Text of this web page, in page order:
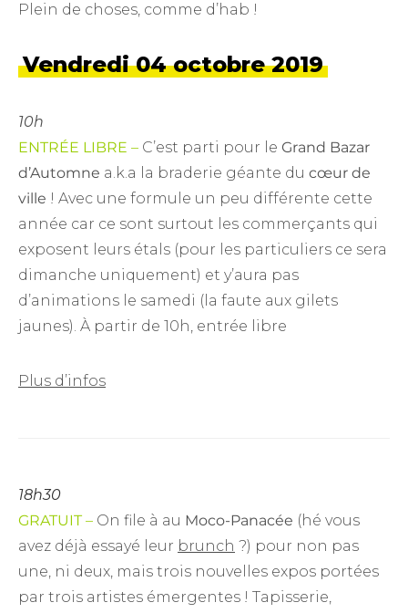
Plein de choses, comme d’hab !
Vendredi 04 octobre 2019
10h
ENTRÉE LIBRE – C’est parti pour le Grand Bazar
d’Automne a.k.a la braderie géante du cœur de
ville ! Avec une formule un peu différente cette
année car ce sont surtout les commerçants qui
exposent leurs étals (pour les particuliers ce sera
dimanche uniquement) et y’aura pas
d’animations le samedi (la faute aux gilets
jaunes). À partir de 10h, entrée libre
Plus d’infos
18h30
GRATUIT – On file à au Moco-Panacée (hé vous
avez déjà essayé leur brunch ?) pour non pas
une, ni deux, mais trois nouvelles expos portées
par trois artistes émergentes ! Tapisserie,